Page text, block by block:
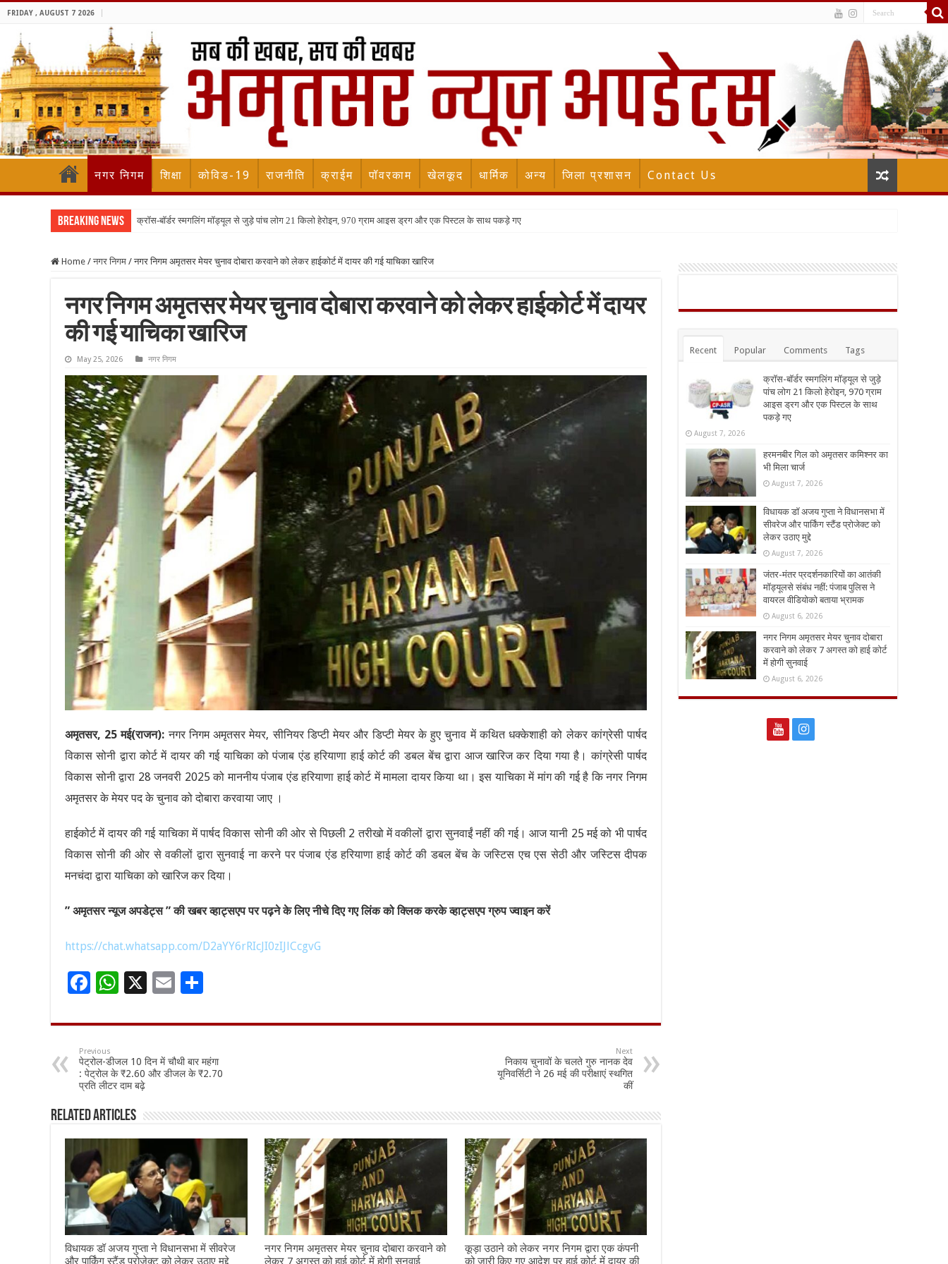
FRIDAY , AUGUST 7 2026
नगर निगम शिक्षा कोविड-19 राजनीति क्राईम पॉवरकाम खेलकूद धार्मिक अन्य जिला प्रशासन Contact Us
Breaking News क्रॉस-बॉर्डर स्मगलिंग मॉड्यूल से जुड़े पांच लोग 21 किलो हेरोइन, 970 ग्राम आइस ड्रग और एक पिस्टल के साथ पकड़े गए
Home / नगर निगम / नगर निगम अमृतसर मेयर चुनाव दोबारा करवाने को लेकर हाईकोर्ट में दायर की गई याचिका खारिज
नगर निगम अमृतसर मेयर चुनाव दोबारा करवाने को लेकर हाईकोर्ट में दायर
की गई याचिका खारिज
May 25, 2026 नगर निगम
अमृतसर, 25 मई(राजन):नगर निगम अमृतसर मेयर, सीनियर डिप्टी मेयर और डिप्टी मेयर के हुए चुनाव में कथित धक्केशाही को लेकर कांग्रेसी पार्षद
विकास सोनी द्वारा कोर्ट में दायर की गई याचिका को पंजाब एंड हरियाणा हाई कोर्ट की डबल बेंच द्वारा आज खारिज कर दिया गया है। कांग्रेसी पार्षद
विकास सोनी द्वारा 28 जनवरी 2025 को माननीय पंजाब एंड हरियाणा हाई कोर्ट में मामला दायर किया था। इस याचिका में मांग की गई है कि नगर निगम
अमृतसर के मेयर पद के चुनाव को दोबारा करवाया जाए ।
हाईकोर्ट में दायर की गई याचिका में पार्षद विकास सोनी की ओर से पिछली 2 तरीखो में वकीलों द्वारा सुनवाईं नहीं की गई। आज यानी 25 मई को भी पार्षद
विकास सोनी की ओर से वकीलों द्वारा सुनवाई ना करने पर पंजाब एंड हरियाणा हाई कोर्ट की डबल बेंच के जस्टिस एच एस सेठी और जस्टिस दीपक
मनचंदा द्वारा याचिका को खारिज कर दिया।
” अमृतसर न्यूज अपडेट्स ” की खबर व्हाट्सएप पर पढ़ने के लिए नीचे दिए गए लिंक को क्लिक करके व्हाट्सएप ग्रुप ज्वाइन करें
https://chat.whatsapp.com/D2aYY6rRIcJI0zIJlCcgvG
F
e
b
o
o
k
W
at
p
p
X
E
ai
l
ar
e
Previous
पेट्रोल-डीजल 10 दिन में चौथी बार महंगा
: पेट्रोल के ₹2.60 और डीजल के ₹2.70
प्रति लीटर दाम बढ़े
Next
निकाय चुनावों के चलते गुरु नानक देव
यूनिवर्सिटी ने 26 मई की परीक्षाएं स्थगित
कीं
Related Articles
विधायक डॉ अजय गुप्ता ने विधानसभा में सीवरेज
और पार्किंग स्टैंड प्रोजेक्ट को लेकर उठाए मुद्दे
नगर निगम अमृतसर मेयर चुनाव दोबारा करवाने को
लेकर 7 अगस्त को हाई कोर्ट में होगी सुनवाई
कूड़ा उठाने को लेकर नगर निगम द्वारा एक कंपनी
को जारी किए गए आदेश पर हाई कोर्ट में दायर की
Recent Popular Comments Tags
क्रॉस-बॉर्डर स्मगलिंग मॉड्यूल से जुड़े
पांच लोग 21 किलो हेरोइन, 970 ग्राम
आइस ड्रग और एक पिस्टल के साथ
पकड़े गए
August 7, 2026
हरमनबीर गिल को अमृतसर कमिश्नर का
भी मिला चार्ज
August 7, 2026
विधायक डॉ अजय गुप्ता ने विधानसभा में
सीवरेज और पार्किंग स्टैंड प्रोजेक्ट को
लेकर उठाए मुद्दे
August 7, 2026
जंतर-मंतर प्रदर्शनकारियों का आतंकी
मॉड्यूलसे संबंध नहीं: पंजाब पुलिस ने
वायरल वीडियोको बताया भ्रामक
August 6, 2026
नगर निगम अमृतसर मेयर चुनाव दोबारा
करवाने को लेकर 7 अगस्त को हाई कोर्ट
में होगी सुनवाई
August 6, 2026